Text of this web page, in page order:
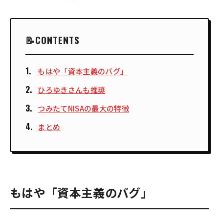
CONTENTS
もはや「資本主義のバグ」
ひろゆきさんも推奨
つみたてNISAの最大の特徴
まとめ
もはや「資本主義のバグ」